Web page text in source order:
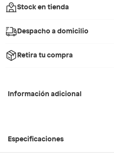
Stock en tienda
Despacho a domicilio
Retira tu compra
Información adicional
Especificaciones